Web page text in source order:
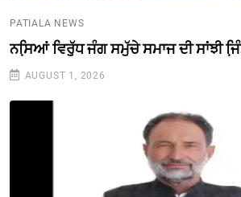
PATIALA NEWS
ਨਸਿ਼ਆਂ ਵਿਰੁੱਧ ਜੰਗ ਸਮੁੱਚੇ ਸਮਾਜ ਦੀ ਸਾਂਝੀ
AUGUST 1, 2026